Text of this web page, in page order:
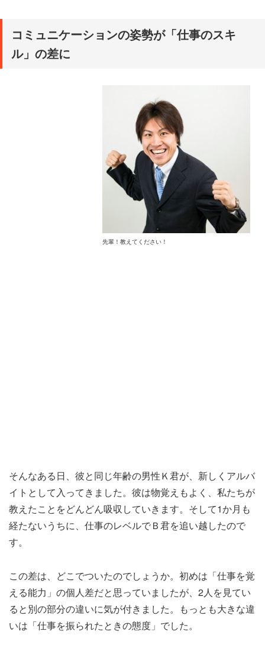
コミュニケーションの姿勢が「仕事のスキ
ル」の差に
先輩！教えてください！
そんなある日、彼と同じ年齢の男性Ｋ君が、新しくアルバ
イトとして入ってきました。彼は物覚えもよく、私たちが
教えたことをどんどん吸収していきます。そして1か月も
経たないうちに、仕事のレベルでＢ君を追い越したので
す。
この差は、どこでついたのでしょうか。初めは「仕事を覚
える能力」の個人差だと思っていましたが、2人を見てい
ると別の部分の違いに気が付きました。もっとも大きな違
いは「仕事を振られたときの態度」でした。